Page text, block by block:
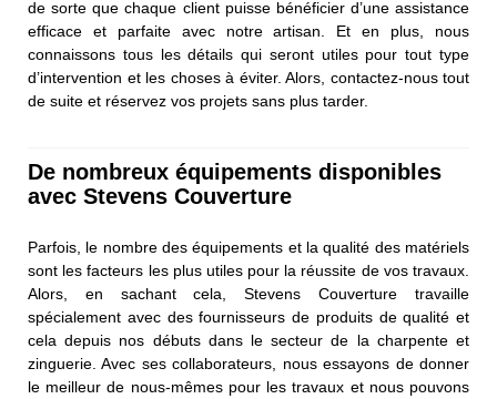
de sorte que chaque client puisse bénéficier d’une assistance
efficace et parfaite avec notre artisan. Et en plus, nous
connaissons tous les détails qui seront utiles pour tout type
d’intervention et les choses à éviter. Alors, contactez-nous tout
de suite et réservez vos projets sans plus tarder.
De nombreux équipements disponibles
avec Stevens Couverture
Parfois, le nombre des équipements et la qualité des matériels
sont les facteurs les plus utiles pour la réussite de vos travaux.
Alors, en sachant cela, Stevens Couverture travaille
spécialement avec des fournisseurs de produits de qualité et
cela depuis nos débuts dans le secteur de la charpente et
zinguerie. Avec ses collaborateurs, nous essayons de donner
le meilleur de nous-mêmes pour les travaux et nous pouvons